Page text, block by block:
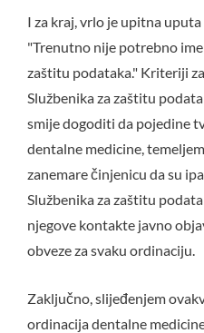
I za kraj, vrlo je upitna
"Trenutno nije potrebno
zaštitu podataka." Kriteriji
Službenika za zaštitu
smije dogoditi da pojedine
dentalne medicine,
zanemare činjenicu da su
Službenika za zaštitu
njegove kontakte javno
obveze za svaku ordinaciju.
Zaključno, slijeđenjem
ordinacija dentalne